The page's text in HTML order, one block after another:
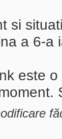
si
a 6-a
este